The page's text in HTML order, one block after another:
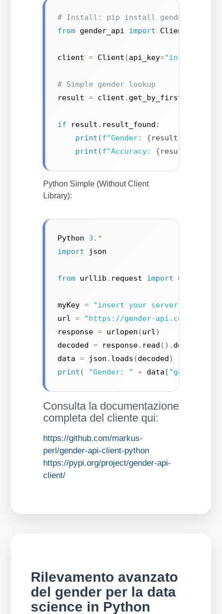
# Install: pip install gender-api-
from gender_api import Client
client = Client (api_key="insert your
# Simple gender lookup
result = client . get_by_first_name
if result . result_found :
print (f"Gender: {result
print (f"Accuracy: {result
Python Simple (Without Client
Library):
Python 3 . *
import json
from urllib . request import urlopen
myKey =
"insert your server key here"
url =
"https://gender-api.com/
response = urlopen (url)
decoded = response. read ( ) . decode
data = json . loads (decoded)
print ( "Gender: " + data [ "gender"
Consulta la documentazione
completa del cliente qui:
https://github.com/markus-
perl/gender-api-client-python
https://pypi.org/project/gender-api-
client/
Rilevamento avanzato
del gender per la data
science in Python